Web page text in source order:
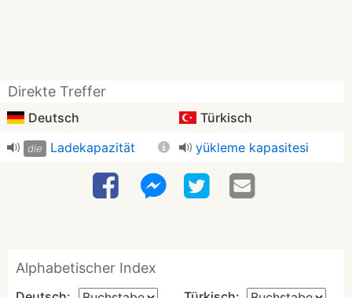
Direkte Treffer
Deutsch Türkisch
die Ladekapazität yükleme kapasitesi
Alphabetischer Index